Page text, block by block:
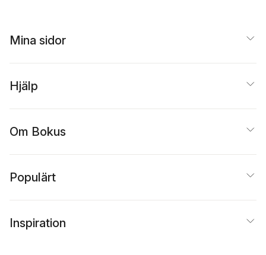
Mina sidor
Hjälp
Om Bokus
Populärt
Inspiration